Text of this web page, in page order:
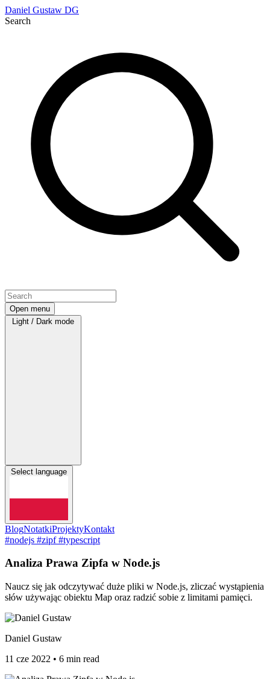
Daniel Gustaw DG
Search
Open menu
Light / Dark mode
Select language
BlogNotatkiProjektyKontakt
#nodejs #zipf#typescript
Analiza Prawa Zipfa w Node.js
Naucz się jak odczytywać duże pliki w Node.js, zliczać wystąpienia
słów używając obiektu Map oraz radzić sobie z limitami pamięci.
Daniel Gustaw
11 cze 2022 • 6 min read